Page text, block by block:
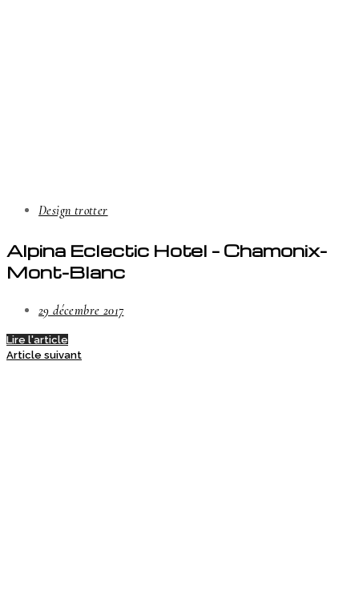
Design trotter
Alpina Eclectic Hotel – Chamonix-
Mont-Blanc
29 décembre 2017
Lire l'article
Article suivant